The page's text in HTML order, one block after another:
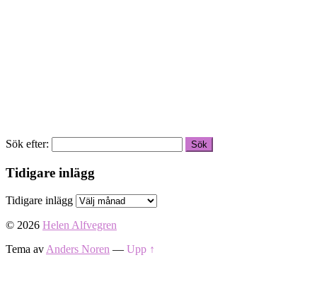
Sök efter:
Tidigare inlägg
Tidigare inlägg
© 2026 Helen Alfvegren
Tema av Anders Noren — Upp ↑